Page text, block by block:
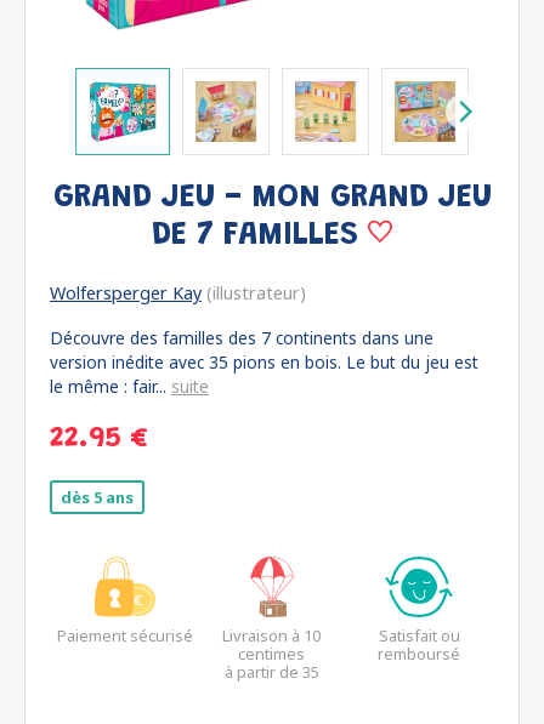
GRAND JEU - MON GRAND JEU
DE 7 FAMILLES
Wolfersperger Kay (illustrateur)
Découvre des familles des 7 continents dans une
version inédite avec 35 pions en bois. Le but du jeu est
le même : fair... suite
22.95 €
dès 5 ans
Paiement sécurisé
Livraison à 10
centimes
à partir de 35
Satisfait ou
remboursé